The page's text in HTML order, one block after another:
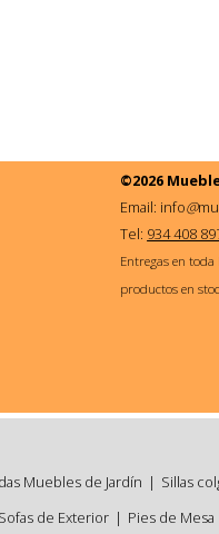
©2026
Email: info@
Tel: 934 408
Entregas en
productos en
Muebles de Jardín | Sillas
Sofas de Exterior | Pies de Mesa